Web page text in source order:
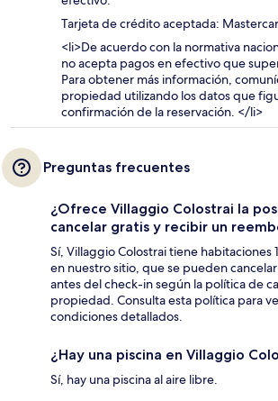
Tarjeta de crédito aceptada:
<li>De acuerdo con la normativa
no acepta pagos en efectivo que
Para obtener más información,
propiedad utilizando los datos que
confirmación de la reservación. </li>
Preguntas frecuentes
¿Ofrece Villaggio Colostrai la
cancelar gratis y recibir un
Sí, Villaggio Colostrai tiene habitaciones
en nuestro sitio, que se pueden
antes del check-in según la política de
propiedad. Consulta esta política para
condiciones detallados.
¿Hay una piscina en Villaggio
Sí, hay una piscina al aire libre.